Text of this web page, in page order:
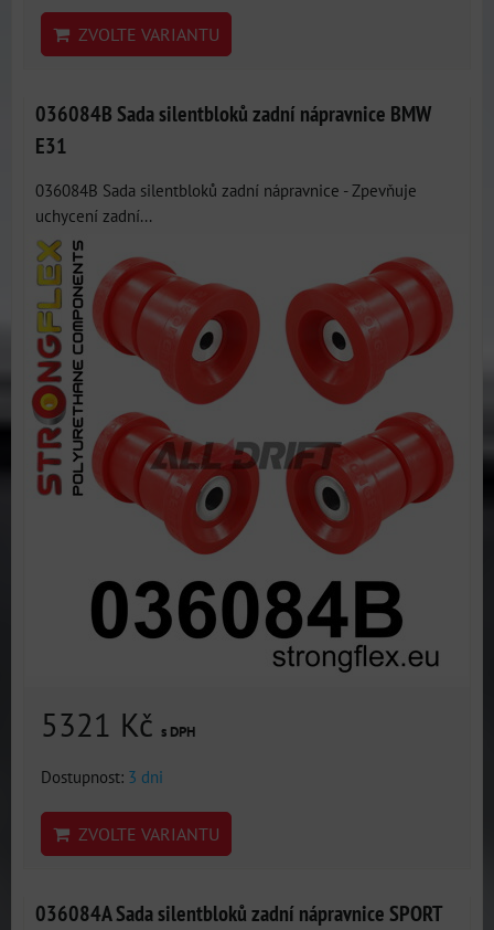
ZVOLTE VARIANTU
036084B Sada silentbloků zadní nápravnice BMW
E31
036084B Sada silentbloků zadní nápravnice - Zpevňuje
uchycení zadní...
5321 Kč s DPH
Dostupnost: 3 dni
ZVOLTE VARIANTU
036084A Sada silentbloků zadní nápravnice SPORT